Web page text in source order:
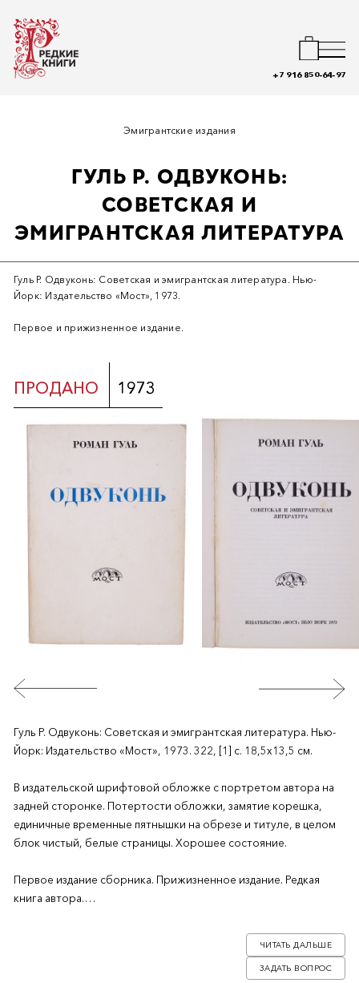
+7 916 850-64-97
Эмигрантские издания
ГУЛЬ Р. ОДВУКОНЬ:
СОВЕТСКАЯ И
ЭМИГРАНТСКАЯ ЛИТЕРАТУРА
Гуль Р. Одвуконь: Советская и эмигрантская литература. Нью-
Йорк: Издательство «Мост», 1973.
Первое и прижизненное издание.
ПРОДАНО 1973
Гуль Р. Одвуконь: Советская и эмигрантская литература. Нью-
Йорк: Издательство «Мост», 1973. 322, [1] с. 18,5х13,5 см.
В издательской шрифтовой обложке с портретом автора на
задней сторонке. Потертости обложки, замятие корешка,
единичные временные пятнышки на обрезе и титуле, в целом
блок чистый, белые страницы. Хорошее состояние.
Первое издание сборника. Прижизненное издание. Редкая
книга автора.
Роман Гуль (1896-1986) – переводчик, журналист, издатель и
критик, крупный деятель русской эмиграции, автор известных
ЗАДАТЬ ВОПРОС
ЧИТАТЬ ДАЛЬШЕ